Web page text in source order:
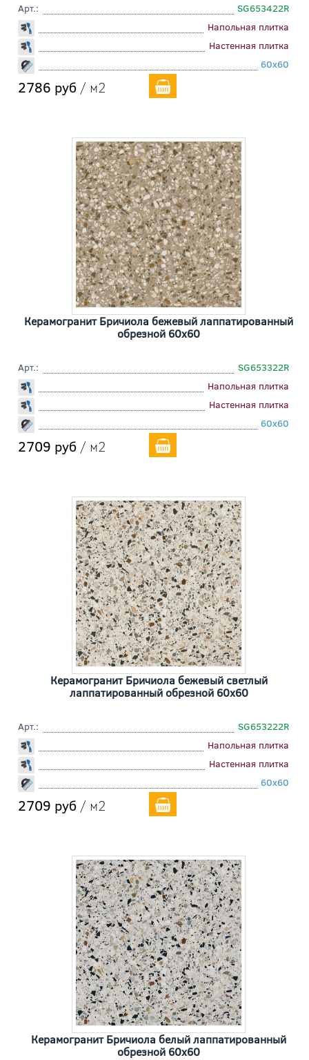
Арт.:
SG653422R
Напольная плитка
Настенная плитка
60x60
2786 руб / м2
Керамогранит Бричиола бежевый лаппатированный
обрезной 60x60
Арт.:
SG653322R
Напольная плитка
Настенная плитка
60x60
2709 руб / м2
Керамогранит Бричиола бежевый светлый
лаппатированный обрезной 60x60
Арт.:
SG653222R
Напольная плитка
Настенная плитка
60x60
2709 руб / м2
Керамогранит Бричиола белый лаппатированный
обрезной 60x60